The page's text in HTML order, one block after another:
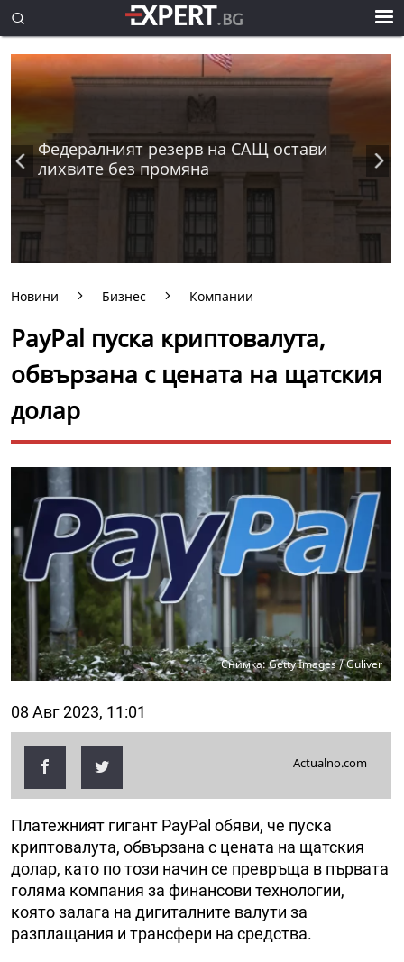
Федералният резерв на САЩ остави
лихвите без промяна
Новини Бизнес Компании
PayPal пуска криптовалута,
обвързана с цената на щатския
долар
Снимка: Getty Images / Guliver
08 Авг 2023, 11:01
Actualno.com
Платежният гигант PayPal обяви, че пуска
криптовалута, обвързана с цената на щатския
долар, като по този начин се превръща в първата
голяма компания за финансови технологии,
която залага на дигиталните валути за
разплащания и трансфери на средства.